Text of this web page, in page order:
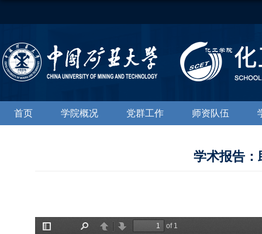
首页 学院概况 党群工作 师资队伍
学术报告：